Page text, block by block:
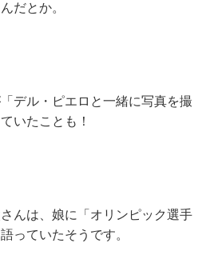
だとか。
デル・ピエロと一緒に写真を撮
いたことも！
んは、娘に「オリンピック選手
っていたそうです。